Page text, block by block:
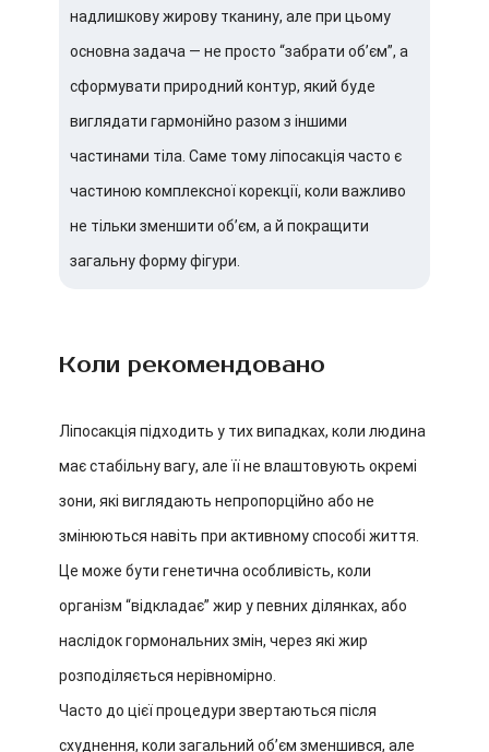
надлишкову жирову тканину, але при цьому
основна задача — не просто “забрати об’єм”, а
сформувати природний контур, який буде
виглядати гармонійно разом з іншими
частинами тіла. Саме тому ліпосакція часто є
частиною комплексної корекції, коли важливо
не тільки зменшити об’єм, а й покращити
загальну форму фігури.
Коли рекомендовано
Ліпосакція підходить у тих випадках, коли людина
має стабільну вагу, але її не влаштовують окремі
зони, які виглядають непропорційно або не
змінюються навіть при активному способі життя.
Це може бути генетична особливість, коли
організм “відкладає” жир у певних ділянках, або
наслідок гормональних змін, через які жир
розподіляється нерівномірно.
Часто до цієї процедури звертаються після
схуднення, коли загальний об’єм зменшився, але